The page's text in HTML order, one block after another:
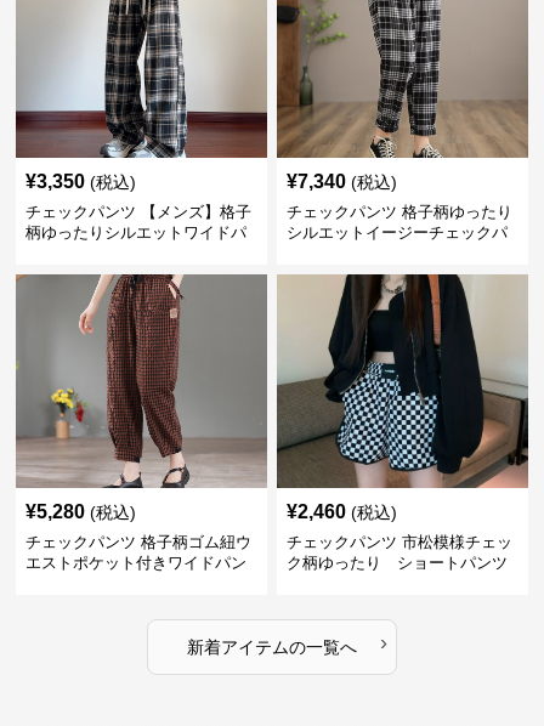
¥3,350 (税込)
チェックパンツ 【メンズ】格子
柄ゆったりシルエットワイドパ
¥7,340 (税込)
チェックパンツ 格子柄ゆったり
シルエットイージーチェックパ
¥5,280 (税込)
チェックパンツ 格子柄ゴム紐ウ
エストポケット付きワイドパン
¥2,460 (税込)
チェックパンツ 市松模様チェッ
ク柄ゆったり ショートパンツ
新着アイテムの一覧へ ›